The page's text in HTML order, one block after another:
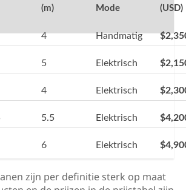
(m)
Mode
(USD)
4 Handmatig
5 Elektrisch
4 Elektrisch
5.5 Elektrisch
6 Elektrisch
zijn per definitie sterk op maat